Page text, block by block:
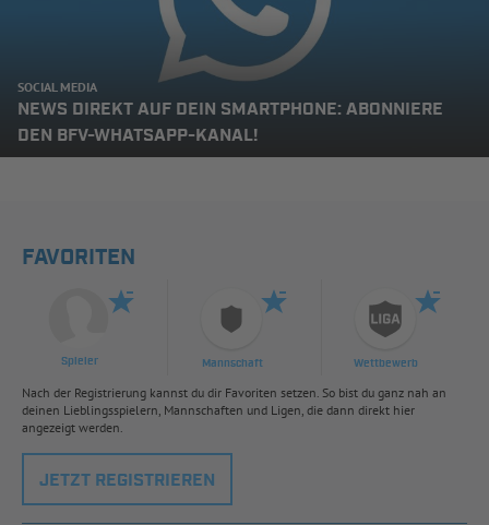
SOCIAL MEDIA
NEWS DIREKT AUF DEIN SMARTPHONE: ABONNIERE
DEN BFV-WHATSAPP-KANAL!
FAVORITEN
Spieler Mannschaft Wettbewerb
Nach der Registrierung kannst du dir Favoriten setzen. So bist du ganz nah an
deinen Lieblingsspielern, Mannschaften und Ligen, die dann direkt hier
angezeigt werden.
JETZT REGISTRIEREN